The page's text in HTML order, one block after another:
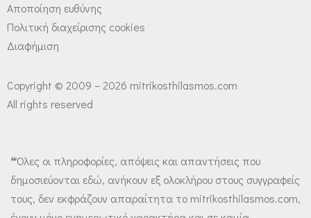
Αποποίηση ευθύνης
Πολιτική διαχείρισης cookies
Διαφήμιση
Copyright © 2009 – 2026 mitrikosthilasmos.com
All rights reserved
❝Όλες οι πληροφορίες, απόψεις και απαντήσεις που
δημοσιεύονται εδώ, ανήκουν εξ ολοκλήρου στους συγγραφείς
τους, δεν εκφράζουν απαραίτητα το mitrikosthilasmos.com,